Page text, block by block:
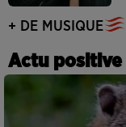
+ DE MUSIQUE
Actu positive